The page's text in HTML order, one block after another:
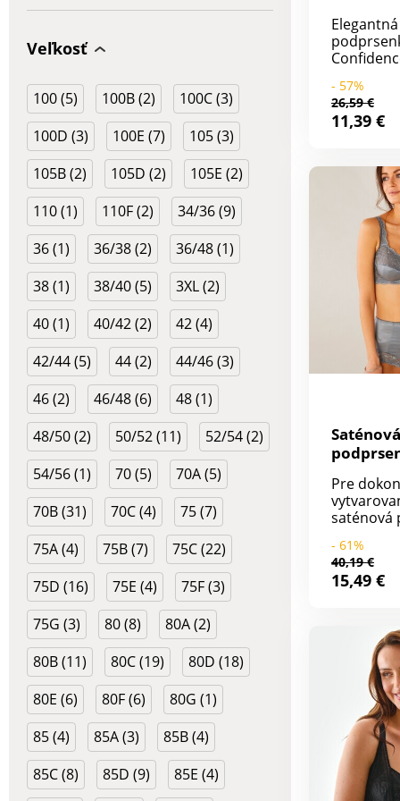
Veľkosť
100 (5) 100B (2)
100C (3)
100D (3)
100E (7)
105 (3)
105B (2)
105D (2)
105E (2)
110 (1)
110F (2)
34/36 (9)
36 (1)
36/38 (2)
36/48 (1)
38 (1)
38/40 (5)
3XL (2)
40 (1)
40/42 (2)
42 (4)
42/44 (5)
44 (2)
44/46 (3)
46 (2)
46/48 (6)
48 (1)
48/50 (2)
50/52 (11)
52/54 (2)
54/56 (1)
70 (5)
70A (5)
70B (31)
70C (4)
75 (7)
75A (4)
75B (7)
75C (22)
75D (16)
75E (4)
75F (3)
75G (3)
80 (8)
80A (2)
80B (11)
80C (19)
80D (18)
80E (6)
80F (6)
80G (1)
85 (4)
85A (3)
85B (4)
85C (8)
85D (9)
85E (4)
Lingerie,
čipkou.
a vzadu
háčiky,
Pod
guma.
Od veľ.
Medzi
mašlička.
textilné
boli
na široké
výrobok
noriem.
práčke.
- 57%
26,59 €
11,39 €
Saténová
súpr. 2
Pre
saténová
Kolekcia
Súprava
Spodná
Predná
spodný
čipky.
mašlička
Široký
Zadný diel
- 61%
40,19 €
15,49 €